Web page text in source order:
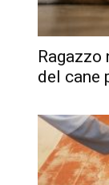
Ragazzo
del cane